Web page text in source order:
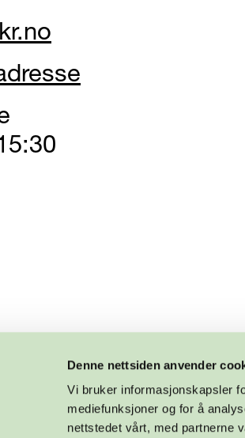
Denne nettsiden anvender
Vi bruker informasjonskapsler
mediefunksjoner og for å
nettstedet vårt, med partnerne